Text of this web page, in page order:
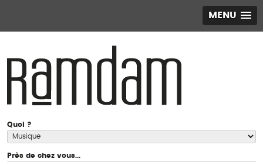
MENU
Quoi ?
Près de chez vous...